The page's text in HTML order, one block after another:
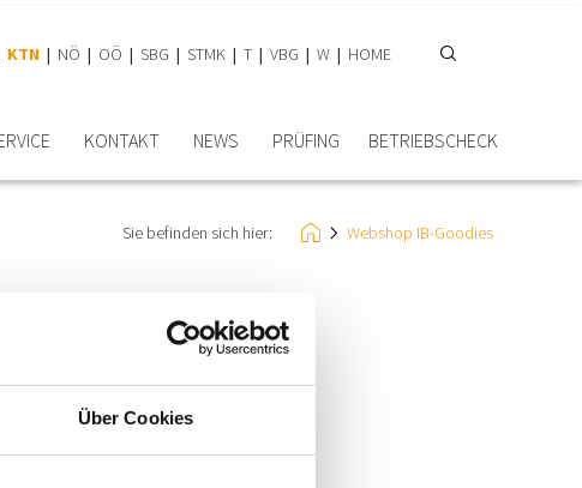
Über Cookies
KTN NÖ OÖ SBG STMK T VBG W HOME
KONTAKT NEWS PRÜFING BETRIEBSCHECK
Sie befinden sich hier: Webshop IB-Goodies